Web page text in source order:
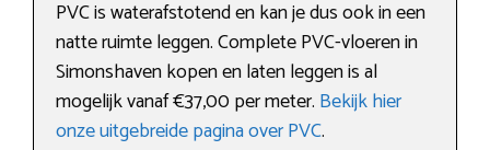
PVC is waterafstotend en kan je dus ook in een
natte ruimte leggen. Complete PVC-vloeren in
Simonshaven kopen en laten leggen is al
mogelijk vanaf €37,00 per meter. Bekijk hier
onze uitgebreide pagina over PVC.